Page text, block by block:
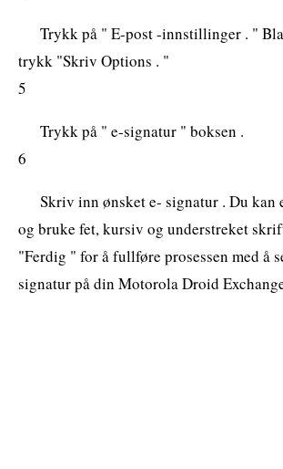
Trykk på " E-post -innstillinger . "
trykk "Skriv Options . "
5
Trykk på " e-signatur " boksen .
6
Skriv inn ønsket e- signatur . Du kan
og bruke fet, kursiv og understreket
"Ferdig " for å fullføre prosessen med å
signatur på din Motorola Droid